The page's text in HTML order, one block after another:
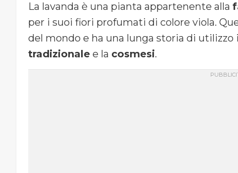
La lavanda è una pianta appartenente alla
per i suoi fiori profumati di colore viola.
del mondo e ha una lunga storia di utilizzo
tradizionale e la cosmesi.